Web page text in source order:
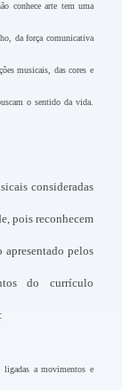
conhece arte tem uma
da força comunicativa
musicais, das cores e
o sentido da vida.
consideradas
pois reconhecem
pelos
do currículo
ligadas a movimentos e